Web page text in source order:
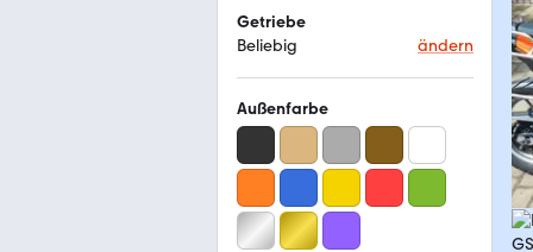
Getriebe
Beliebig
ändern
Außenfarbe